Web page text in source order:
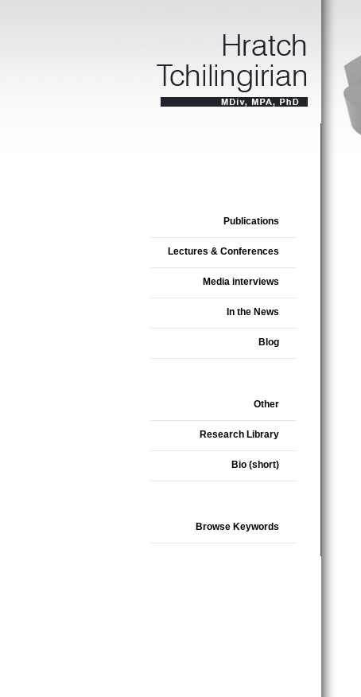
Publications
Lectures & Conferences
Media interviews
In the News
Blog
Other
Research Library
Bio (short)
Browse Keywords